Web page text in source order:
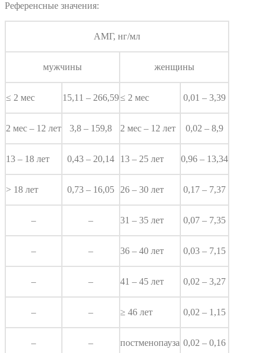
Референсные значения:
АМГ, нг/мл
мужчины женщины
≤ 2 мес 15,11 – 266,59≤ 2 мес 0,01 – 3,39
2 мес – 12 лет 3,8 – 159,8 2 мес – 12 лет 0,02 – 8,9
13 – 18 лет 0,43 – 20,14 13 – 25 лет 0,96 – 13,34
> 18 лет 0,73 – 16,05 26 – 30 лет 0,17 – 7,37
– – 31 – 35 лет 0,07 – 7,35
– – 36 – 40 лет 0,03 – 7,15
– – 41 – 45 лет 0,02 – 3,27
– – ≥ 46 лет 0,02 – 1,15
– – постменопауза 0,02 – 0,16